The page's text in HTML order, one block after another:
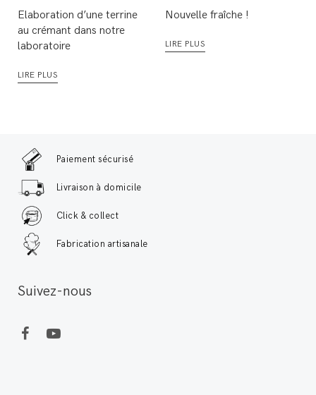
Elaboration d’une terrine
au crémant dans notre
laboratoire
LIRE PLUS
Nouvelle fraîche !
LIRE PLUS
Paiement sécurisé
Livraison à domicile
Click & collect
Fabrication artisanale
Suivez-nous